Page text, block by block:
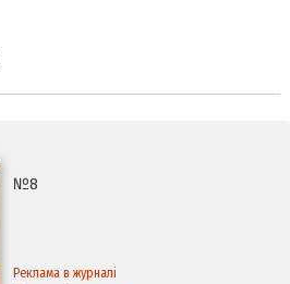
№8
Реклама в журналі